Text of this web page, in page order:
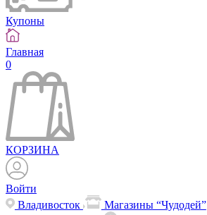
Купоны
Главная
0
КОРЗИНА
Войти
Владивосток
Магазины “Чудодей”